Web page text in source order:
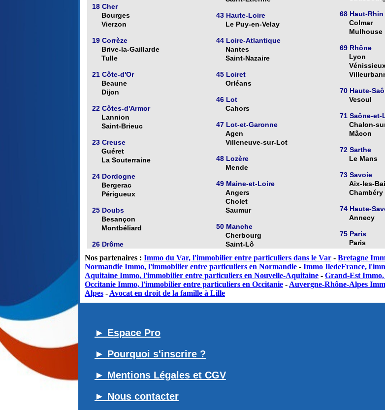
18 Cher
Bourges
Vierzon
19 Corrèze
Brive-la-Gaillarde
Tulle
21 Côte-d'Or
Beaune
Dijon
22 Côtes-d'Armor
Lannion
Saint-Brieuc
23 Creuse
Guéret
La Souterraine
24 Dordogne
Bergerac
Périgueux
25 Doubs
Besançon
Montbéliard
26 Drôme
43 Haute-Loire
Le Puy-en-Velay
44 Loire-Atlantique
Nantes
Saint-Nazaire
45 Loiret
Orléans
46 Lot
Cahors
47 Lot-et-Garonne
Agen
Villeneuve-sur-Lot
48 Lozère
Mende
49 Maine-et-Loire
Angers
Cholet
Saumur
50 Manche
Cherbourg
Saint-Lô
68 Haut-Rhin
Colmar
Mulhouse
69 Rhône
Lyon
70 Haute-
Vesoul
71 Saône-et-
Chalon-
Mâcon
72 Sarthe
Le Mans
73 Savoie
Aix-les-
Chambéry
74 Haute-
Annecy
75 Paris
Paris
Nos partenaires : Immo du Var, l'immobilier entre particuliers dans le Var - Bretagne
Normandie Immo, l'immobilier entre particuliers en Normandie - Immo IledeFrance,
Aquitaine Immo, l'immobilier entre particuliers en Nouvelle-Aquitaine - Grand-Est
Occitanie Immo, l'immobilier entre particuliers en Occitanie - Auvergne-Rhône-Alpes
Alpes - Avocat en droit de la famille à Lille
► Espace Pro
► Pourquoi s'inscrire ?
► Mentions Légales et CGV
► Nous contacter